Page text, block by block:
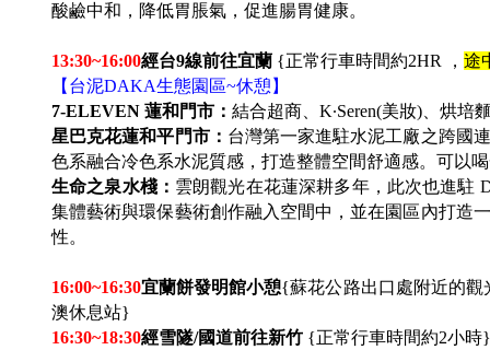
酸鹼中和，降低胃脹氣，促進腸胃健康。
13:30~16:00經台9線前往宜蘭 {正常行車時間約2HR ， 途
【台泥DAKA生態園區~休憩】
7-ELEVEN 蓮和門市： 結合超商、K∙Seren(美妝)、烘
星巴克花蓮和平門市： 台灣第一家進駐水泥工廠之跨國
色系融合冷色系水泥質感，打造整體空間舒適感。可以
生命之泉水棧： 雲朗觀光在花蓮深耕多年，此次也進駐
集體藝術與環保藝術創作融入空間中，並在園區內打造
性。
16:00~16:30宜蘭餅發明館小憩{蘇花公路出口處附近的
澳休息站}
16:30~18:30經雪隧/國道前往新竹 {正常行車時間約2小時}